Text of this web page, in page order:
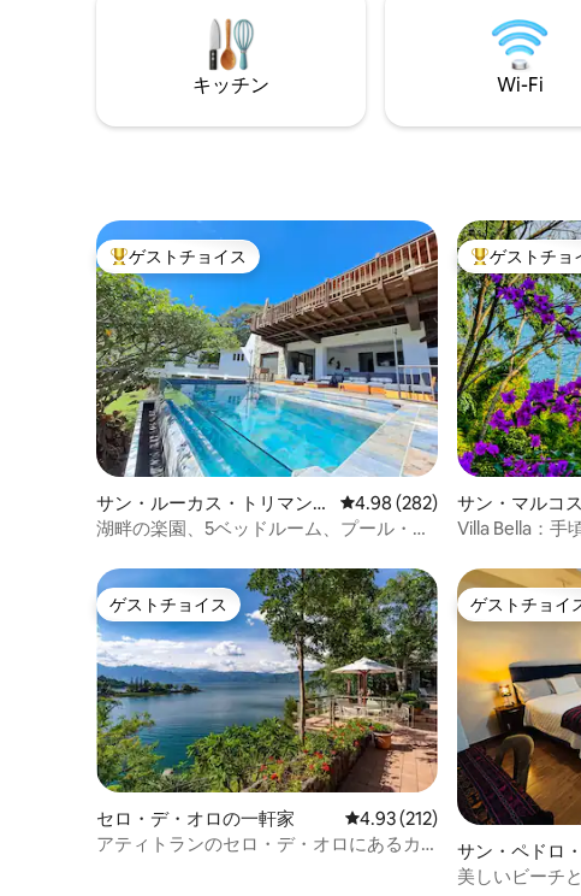
charming town of San Antonio Palopó,
it's the ideal spot to enjoy nature,
tranquility, and unforgettable sunsets.
ます。 アティトラン湖の最高の暮らしを
お楽しみくだ
が利用可能です
キッチン Wi-Fi
大好評のゲストチョイスです。
ゲストチョイス
サン・ルーカス・トリマンの
一軒家
レビュー282件、5つ星中
4.98 (282)
湖畔の楽園、5ベッドルーム、プール・ジ
大好評のゲス
ゲストチョ
サン・マルコ
の一軒家
Villa Bella：手
ゲストチョイス
ゲストチョイス
セロ・デ・オロの一軒家 レビュー212件、5つ星中
4.93 (212)
アティトランのセロ・デ・オロにあるカ
ゲストチョイ
ゲストチョイ
サン・ペドロ
の一軒家
美しいビーチ